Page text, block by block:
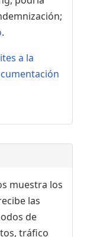
.
a la
muestra los
las
de
tráfico